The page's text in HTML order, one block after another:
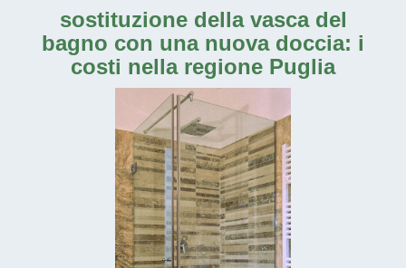
sostituzione della vasca del
bagno con una nuova doccia: i
costi nella regione Puglia